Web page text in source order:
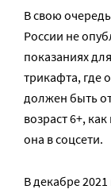
В свою
России не
показаниях
трикафта, где
должен быть
возраст 6+,
она в соцсети.
В декабре 2021